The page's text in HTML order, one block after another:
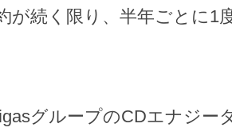
が続く限り、半年ごとに1
グループのCDエナジー